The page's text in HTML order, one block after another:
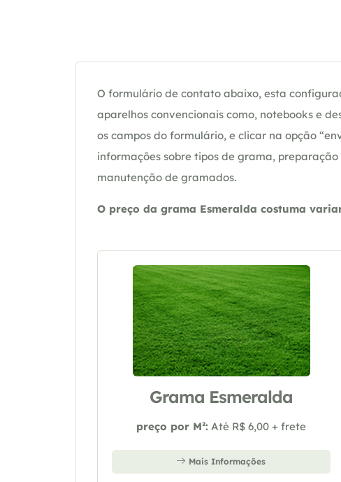
O formulário de contato abaixo, esta
aparelhos convencionais como, notebooks e
os campos do formulário, e clicar na opção
informações sobre tipos de grama,
manutenção de gramados.
O preço da grama Esmeralda costuma
Grama Esmeralda
preço por M²: Até R$ 6,00 + frete
Mais Informações